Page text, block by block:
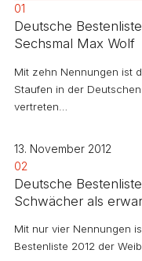
01
Deutsche
Sechsmal Max Wolf
Mit zehn Nennungen ist
Staufen in der
vertreten…
13. November 2012
02
Deutsche
Schwächer als
Mit nur vier Nennungen
Bestenliste 2012 der